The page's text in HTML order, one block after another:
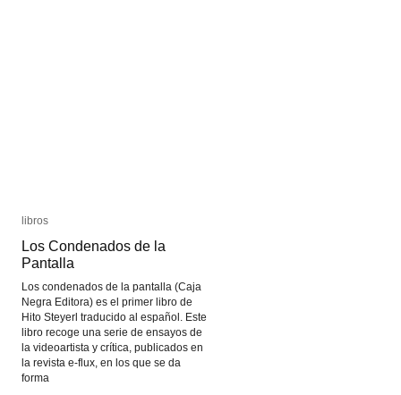
libros
Los Condenados de la
Pantalla
Los condenados de la pantalla (Caja
Negra Editora) es el primer libro de
Hito Steyerl traducido al español. Este
libro recoge una serie de ensayos de
la videoartista y crítica, publicados en
la revista e-flux, en los que se da
forma
libros
Los Condenados de la
Pantalla